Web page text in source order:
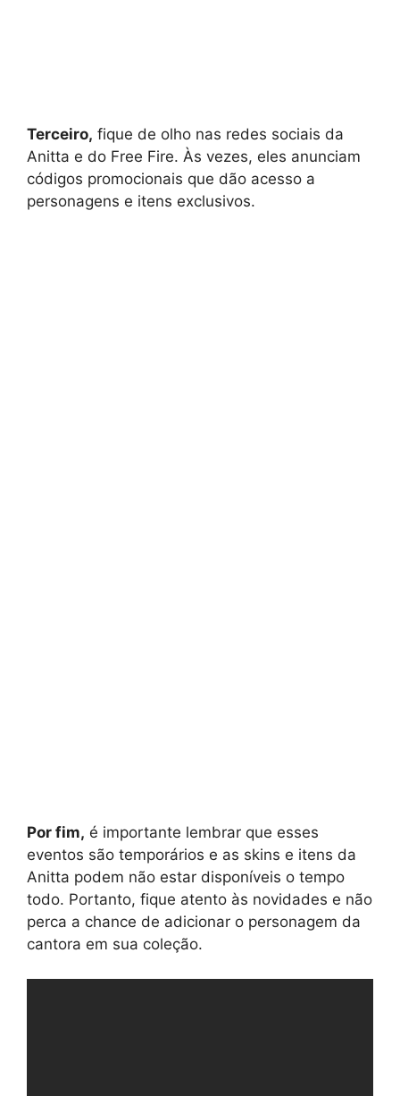
Terceiro, fique de olho nas redes sociais da
Anitta e do Free Fire. Às vezes, eles anunciam
códigos promocionais que dão acesso a
personagens e itens exclusivos.
Por fim, é importante lembrar que esses
eventos são temporários e as skins e itens da
Anitta podem não estar disponíveis o tempo
todo. Portanto, fique atento às novidades e não
perca a chance de adicionar o personagem da
cantora em sua coleção.